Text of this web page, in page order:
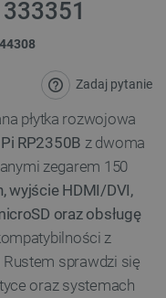
Zadaj pytanie
płytka rozwojowa
RP2350B z dwoma
zegarem 150
wyjście HDMI/DVI,
oraz obsługę
z
sprawdzi się
oraz systemach